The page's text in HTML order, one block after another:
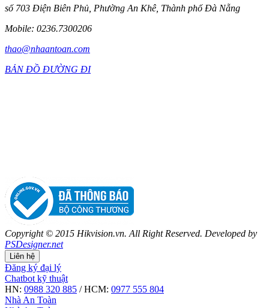
số 703 Điện Biên Phủ, Phường An Khê, Thành phố Đà Nẵng
Mobile: 0236.7300206
thao@nhaantoan.com
BẢN ĐỒ ĐƯỜNG ĐI
Copyright © 2015 Hikvision.vn. All Right Reserved. Developed by
PSDesigner.net
Liên hệ
Đăng ký đại lý
Chatbot kỹ thuật
HN: 0988 320 885 / HCM: 0977 555 804
Nhà An Toàn